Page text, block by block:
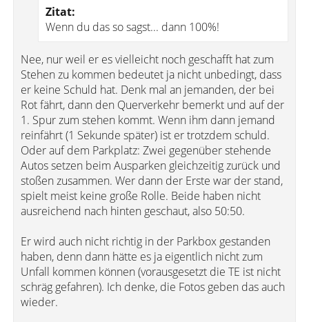
Zitat:
Wenn du das so sagst... dann 100%!
Nee, nur weil er es vielleicht noch geschafft hat zum
Stehen zu kommen bedeutet ja nicht unbedingt, dass
er keine Schuld hat. Denk mal an jemanden, der bei
Rot fährt, dann den Querverkehr bemerkt und auf der
1. Spur zum stehen kommt. Wenn ihm dann jemand
reinfährt (1 Sekunde später) ist er trotzdem schuld.
Oder auf dem Parkplatz: Zwei gegenüber stehende
Autos setzen beim Ausparken gleichzeitig zurück und
stoßen zusammen. Wer dann der Erste war der stand,
spielt meist keine große Rolle. Beide haben nicht
ausreichend nach hinten geschaut, also 50:50.
Er wird auch nicht richtig in der Parkbox gestanden
haben, denn dann hätte es ja eigentlich nicht zum
Unfall kommen können (vorausgesetzt die TE ist nicht
schräg gefahren). Ich denke, die Fotos geben das auch
wieder.